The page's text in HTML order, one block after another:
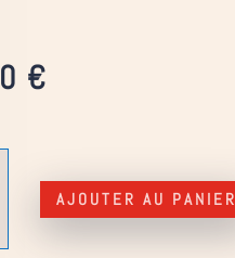
€
AJOUTER AU PANIER